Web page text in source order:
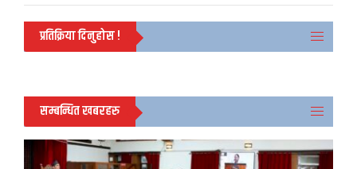
प्रतिक्रिया दिनुहोस !
सम्बन्धित खबरहरु